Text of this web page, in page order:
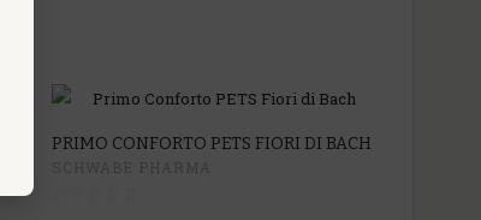
PRIMO CONFORTO PETS FIORI DI BACH